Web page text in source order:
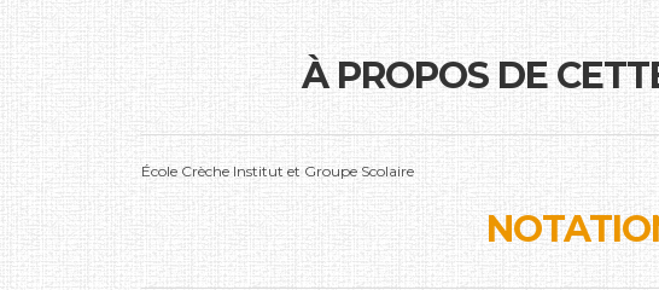
À PROPOS DE
École Crèche Institut et Groupe Scolaire